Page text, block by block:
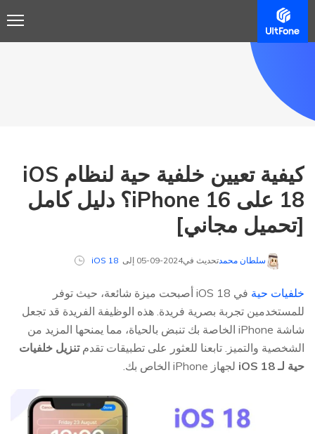
كيفية تعيين خلفية حية لنظام iOS
18 على iPhone 16؟ دليل كامل
[تحميل مجاني]
سلطان محمدتحديث في2024-09-05 إلى iOS 18
خلفيات حية
في iOS 18 أصبحت ميزة شائعة، حيث توفر
للمستخدمين تجربة بصرية فريدة. هذه الوظيفة الفريدة قد تجعل
شاشة iPhone الخاصة بك تنبض بالحياة، مما يمنحها المزيد من
الشخصية والتميز. تابعنا للعثور على تطبيقات تقدمتنزيل خلفيات
حية لـ iOS 18
لجهاز iPhone الخاص بك.